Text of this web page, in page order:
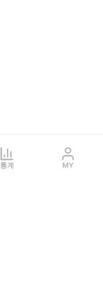
통계 MY